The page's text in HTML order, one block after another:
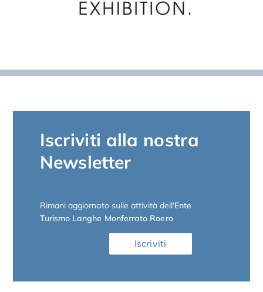
Iscriviti alla nostra
Newsletter
Rimani aggiornato sulle attività dell‘Ente
Turismo Langhe Monferrato Roero
Iscriviti